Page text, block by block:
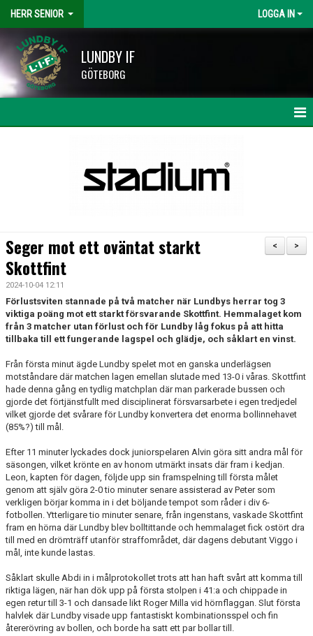
HERR SENIOR LOGGA IN
LUNDBY IF
GÖTEBORG
TRUPPEN
BILDGALLERI
DOKUMENT
>
<
Seger mot ett oväntat starkt
Skottfint
2024-10-04 12:11
Förlustsviten stannade på två matcher när Lundbys herrar tog 3
viktiga poäng mot ett starkt försvarande Skottfint. Hemmalaget kom
från 3 matcher utan förlust och för Lundby låg fokus på att hitta
tillbaka till ett fungerande lagspel och glädje, och såklart en vinst.
Från första minut ägde Lundby spelet mot en ganska underlägsen
motståndare där matchen lagen emellan slutade med 13-0 i våras. Skottfint
hade denna gång en tydlig matchplan där man parkerade bussen och
gjorde det förtjänstfullt med disciplinerat försvarsarbete i egen tredjedel
vilket gjorde det svårare för Lundby konvertera det enorma bollinnehavet
(85%?) till mål.
Efter 11 minuter lyckades dock juniorspelaren Alvin göra sitt andra mål för
säsongen, vilket krönte en av honom utmärkt insats där fram i kedjan.
Leon, kapten för dagen, följde upp sin framspelning till första målet
genom att själv göra 2-0 tio minuter senare assisterad av Peter som
verkligen börjar komma in i det böljande tempot som råder i div 6-
fotbollen. Ytterligare tio minuter senare, från ingenstans, vaskade Skottfint
fram en hörna där Lundby blev bolltittande och hemmalaget fick ostört dra
till med en drömträff utanför straffområdet, där dagens debutant Viggo i
mål, inte kunde lastas.
Såklart skulle Abdi in i målprotokollet trots att han haft svårt att komma till
riktiga lägen, när han dök upp på första stolpen i 41:a och chippade in
egen retur till 3-1 och dansade likt Roger Milla vid hörnflaggan. Slut första
halvlek där Lundby visade upp fantastiskt kombinationsspel och fin
återerövring av bollen, och borde ha satt ett par bollar till.